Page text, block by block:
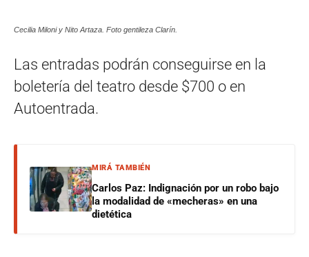
Cecilia Miloni y Nito Artaza. Foto gentileza Clarín.
Las entradas podrán conseguirse en la
boletería del teatro desde $700 o en
Autoentrada.
MIRÁ TAMBIÉN
Carlos Paz: Indignación por un robo bajo
la modalidad de «mecheras» en una
dietética